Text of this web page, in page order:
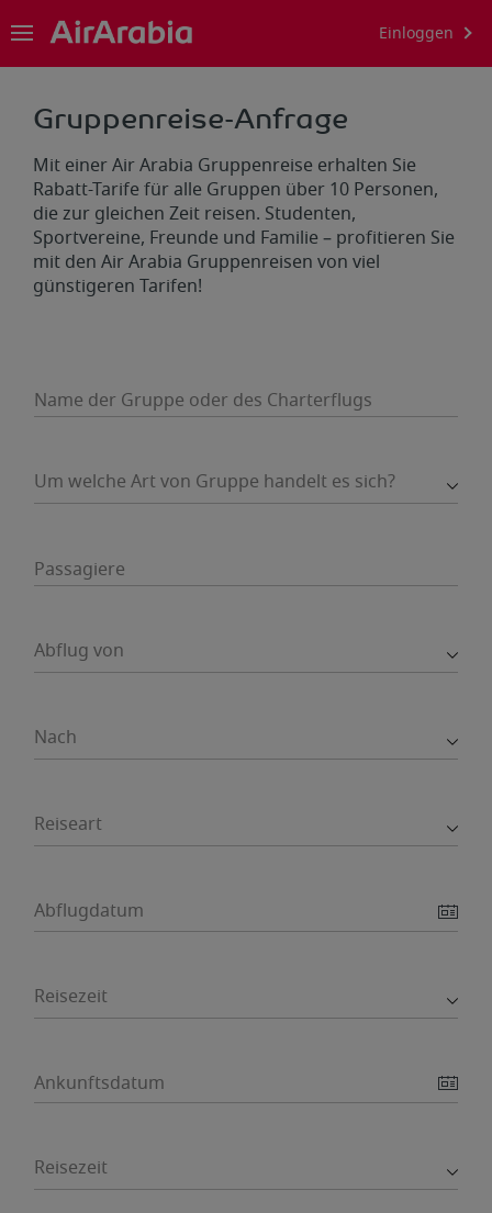
Einloggen
Gruppenreise-Anfrage
Mit einer Air Arabia Gruppenreise erhalten Sie
Rabatt-Tarife für alle Gruppen über 10 Personen,
die zur gleichen Zeit reisen. Studenten,
Sportvereine, Freunde und Familie – profitieren Sie
mit den Air Arabia Gruppenreisen von viel
günstigeren Tarifen!
Name der Gruppe oder des Charterflugs
Um welche Art von Gruppe handelt es sich?
Passagiere
Abflug von
Nach
Reiseart
Abflugdatum
Reisezeit
Ankunftsdatum
Reisezeit